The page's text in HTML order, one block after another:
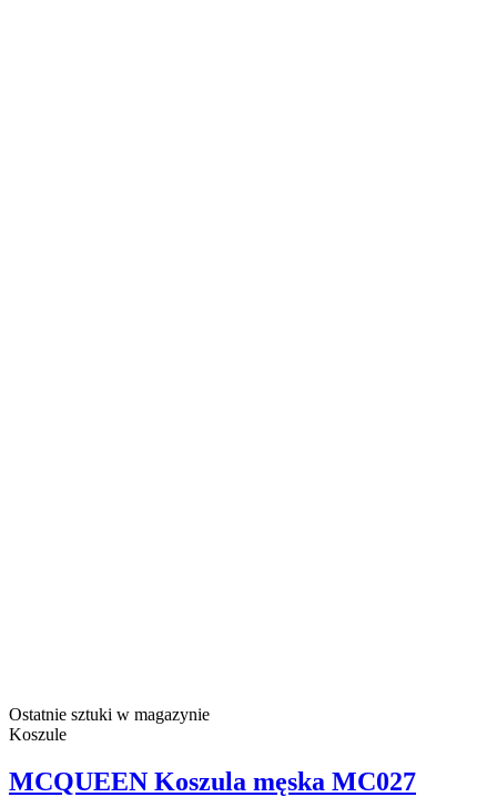
Ostatnie sztuki w magazynie
Koszule
MCQUEEN Koszula męska MC027